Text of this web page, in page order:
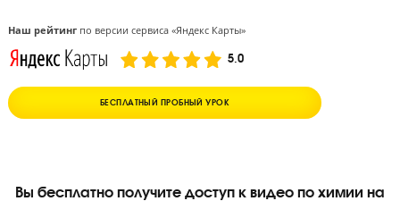
Наш рейтингпо версии сервиса «Яндекс Карты»